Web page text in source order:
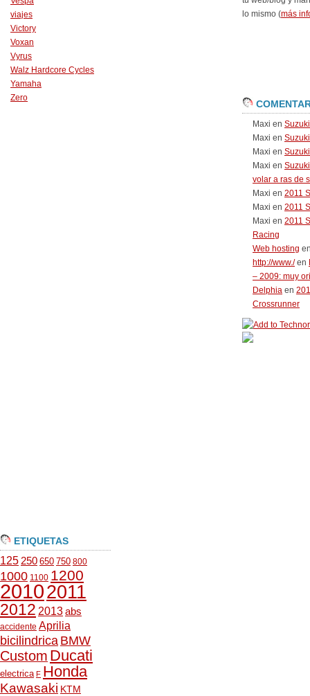
viajes
Victory
Voxan
Vyrus
Walz Hardcore Cycles
Yamaha
Zero
ETIQUETAS
125 250 650 750 800
1000 1100 1200
20102011
2012 2013abs
accidente Aprilia
bicilindrica BMW
Custom Ducati
electrica F Honda
Kawasaki KTM
lo mismo (más
Maxi en
Maxi en
Maxi en
Maxi en
volar a ras de
Maxi en 2011
Maxi en 2011
Maxi en 2011
Racing
Web hosting
http://www./en
– 2009: muy
Delphia en
Crossrunner